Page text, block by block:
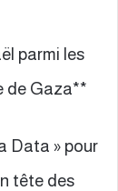
parmi les
de Gaza**
Data » pour
tête des